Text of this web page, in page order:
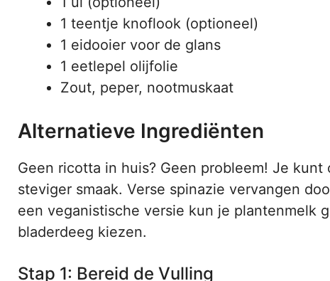
1 teentje knoflook (optioneel)
1 eidooier voor de glans
1 eetlepel olijfolie
Zout, peper, nootmuskaat
Alternatieve Ingrediënten
Geen ricotta in huis? Geen probleem! Je
steviger smaak. Verse spinazie vervangen
een veganistische versie kun je plantenmelk
bladerdeeg kiezen.
Stap 1: Bereid de Vulling